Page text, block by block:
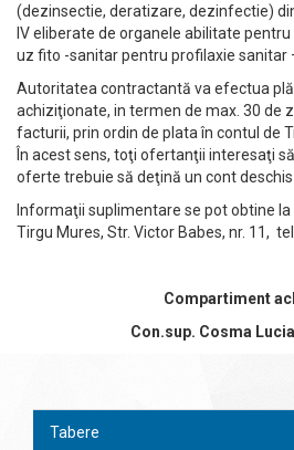
(dezinsectie, deratizare, dezinfectie)
IV eliberate de organele abilitate
uz fito -sanitar pentru profilaxie
Autoritatea contractantă va efectua
achiziţionate, in termen de max. 30 de
facturii, prin ordin de plata în contul de
În acest sens, toţi ofertanţii interesaţi
oferte trebuie să deţină un cont
Informaţii suplimentare se pot obtine
Tirgu Mures, Str. Victor Babes, nr. 11,
Compartiment
Con.sup. Cosma
Tabere